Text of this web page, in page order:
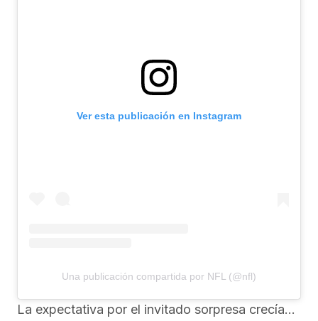
Ver esta publicación en Instagram
Una publicación compartida por NFL (@nfl)
La expectativa por el invitado sorpresa crecía…